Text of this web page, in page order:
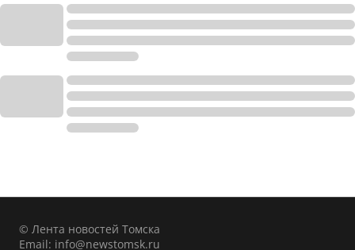
© Лента новостей Томска
Email: info@newstomsk.ru